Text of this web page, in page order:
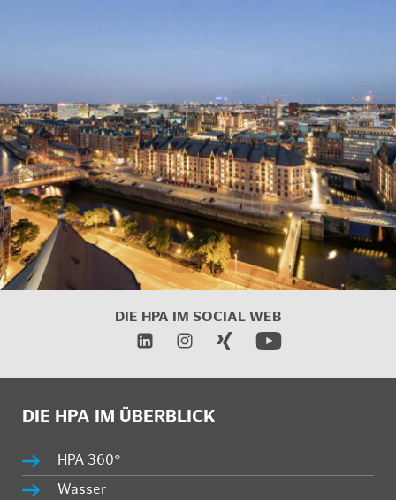
DIE HPA IM SOCIAL WEB
DIE HPA IM ÜBERBLICK
HPA 360°
Wasser